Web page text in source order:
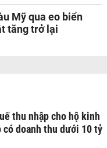
Mỹ qua eo biển
tăng trở lại
thu nhập cho hộ kinh
có doanh thu dưới 10 tỷ